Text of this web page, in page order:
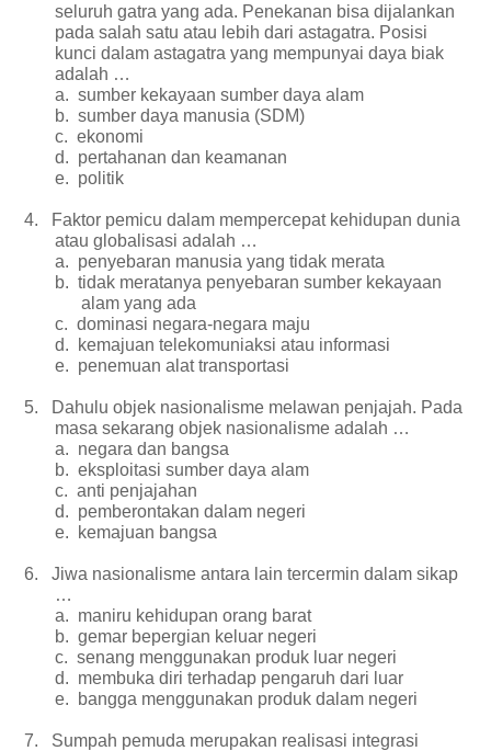
seluruh gatra yang ada. Penekanan bisa dijalankan
pada salah satu atau lebih dari astagatra. Posisi
kunci dalam astagatra yang mempunyai daya biak
adalah …
a. sumber kekayaan sumber daya alam
b. sumber daya manusia (SDM)
c. ekonomi
d. pertahanan dan keamanan
e. politik
4.
Faktor pemicu dalam mempercepat kehidupan dunia
atau globalisasi adalah …
a. penyebaran manusia yang tidak merata
b. tidak meratanya penyebaran sumber kekayaan
alam yang ada
c. dominasi negara-negara maju
d.
kemajuan telekomuniaksi atau informasi
e. penemuan alat transportasi
5.
Dahulu objek nasionalisme melawan penjajah. Pada
masa sekarang objek nasionalisme adalah …
a. negara dan bangsa
b. eksploitasi sumber daya alam
c. anti penjajahan
d. pemberontakan dalam negeri
e.
kemajuan bangsa
6.
Jiwa nasionalisme antara lain tercermin dalam sikap
…
a. maniru kehidupan orang barat
b. gemar bepergian keluar negeri
c. senang menggunakan produk luar negeri
d. membuka diri terhadap pengaruh dari luar
e.
bangga menggunakan produk dalam negeri
7. Sumpah pemuda merupakan realisasi integrasi